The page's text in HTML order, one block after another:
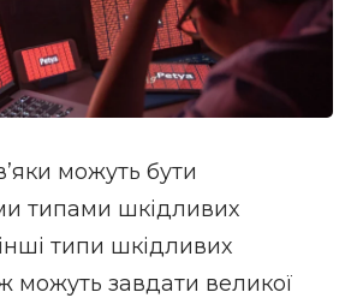
можуть бути
типами шкідливих
типи шкідливих
можуть завдати великої